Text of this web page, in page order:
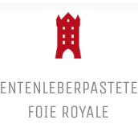
ENTENLEBERPASTETE
FOIE ROYALE